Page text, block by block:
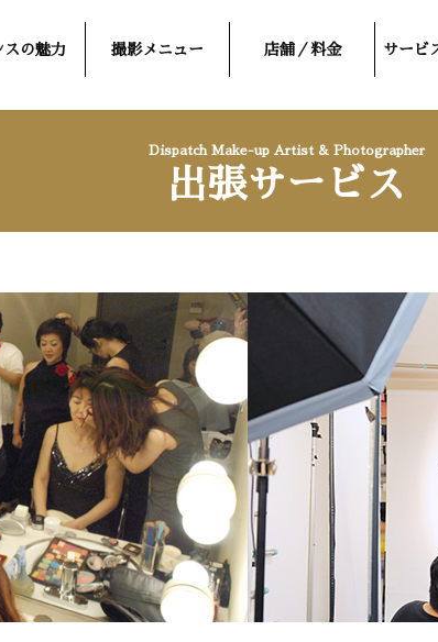
スの魅力 撮影メニュー 店舗／料金 サービ
Dispatch Make-up Artist & Photographer
出張サービス